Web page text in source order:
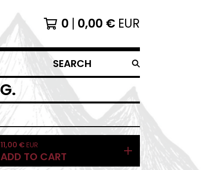
0 0,00 € EUR
SEARCH
PRODUCTS
11,00 € EUR
ADD TO CART